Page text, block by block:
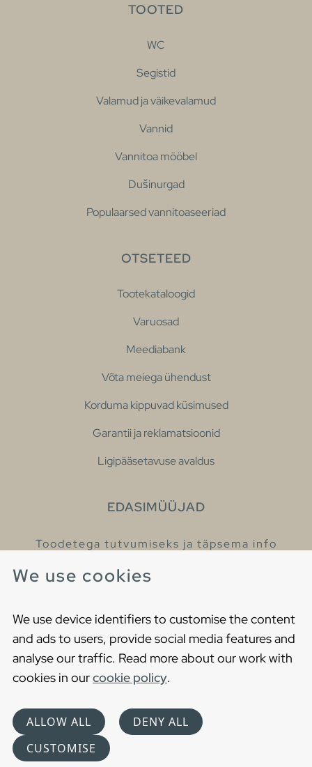
We use cookies
We use device identifiers to customise the content
and ads to users, provide social media features and
analyse our traffic. Read more about our work with
cookies in ourcookie policy.
ALLOW ALL
DENY ALL
CUSTOMISE
TOOTED
WC
Segistid
Valamud ja väikevalamud
Vannid
Vannitoa mööbel
Dušinurgad
Populaarsed vannitoaseeriad
OTSETEED
Tootekataloogid
Varuosad
Meediabank
Võta meiega ühendust
Korduma kippuvad küsimused
Garantii ja reklamatsioonid
Ligipääsetavuse avaldus
EDASIMÜÜJAD
Toodetega tutvumiseks ja täpsema info
Cookies
Privaatsuspoliitika
Choose language